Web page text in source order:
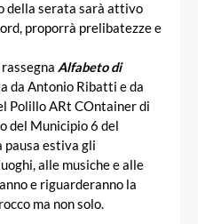
della serata sarà attivo
proporrà prelibatezze e
Alfabeto di
da Antonio Ribatti e da
Polillo ARt COntainer di
del Municipio 6 del
pausa estiva gli
alle musiche e alle
e riguarderanno la
ma non solo.